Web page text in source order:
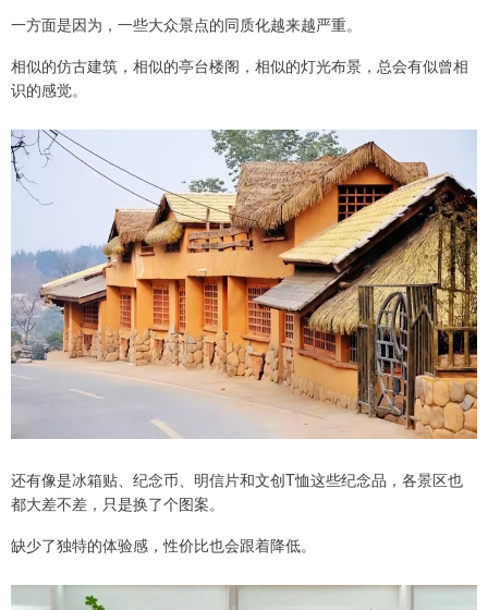
一方面是因为，一些大众景点的同质化越来越严重。
相似的仿古建筑，相似的亭台楼阁，相似的灯光布景，总会有似曾相
识的感觉。
还有像是冰箱贴、纪念币、明信片和文创T恤这些纪念品，各景区也
都大差不差，只是换了个图案。
缺少了独特的体验感，性价比也会跟着降低。